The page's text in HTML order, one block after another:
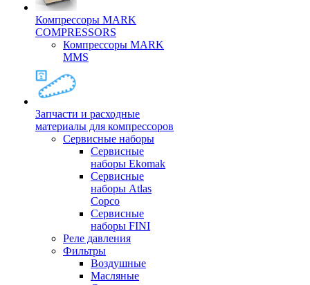
Компрессоры MARK
COMPRESSORS
Компрессоры MARK
MMS
Запчасти и расходные
материалы для компрессоров
Cервисные наборы
Сервисные
наборы Ekomak
Cервисные
наборы Atlas
Copco
Сервисные
наборы FINI
Реле давления
Фильтры
Воздушные
Масляные